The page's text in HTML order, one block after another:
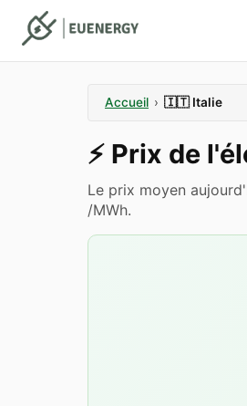
Accueil › 🇮🇹 Italie
⚡️ Prix de
Le prix moyen
/MWh.